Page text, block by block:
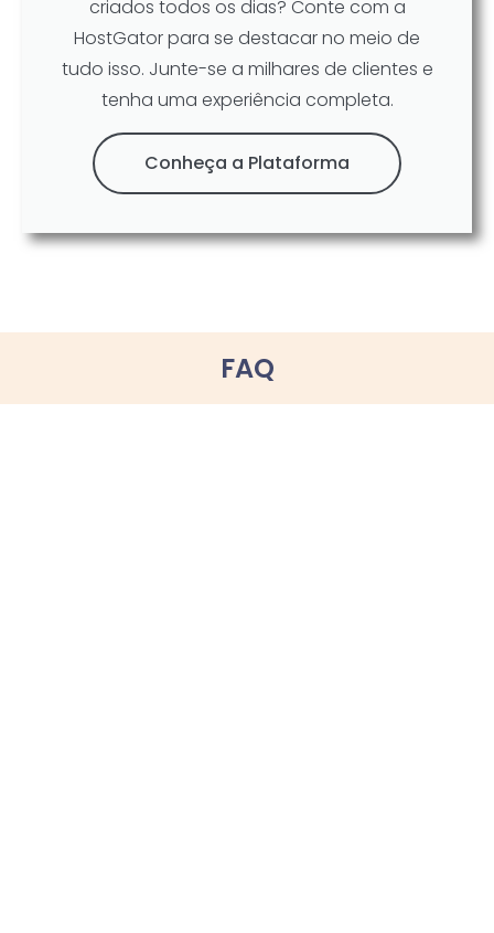
criados todos os dias? Conte com a
HostGator para se destacar no meio de
tudo isso. Junte-se a milhares de clientes e
tenha uma experiência completa.
Conheça a Plataforma
FAQ